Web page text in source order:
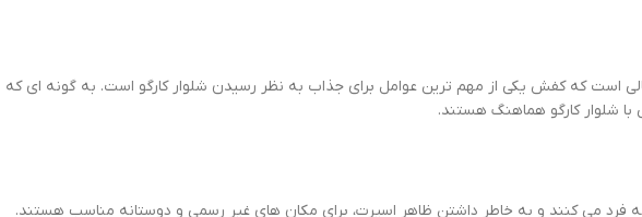
است که کفش یکی از مهم ترین عوامل برای جذاب به نظر رسیدن شلوار کارگو است. به گونه ای که
شلوار کارگو هماهنگ هستند.
فرد می کنند و به خاطر داشتن ظاهر اسپرت، برای مکان های غیر رسمی و دوستانه مناسب هستند.